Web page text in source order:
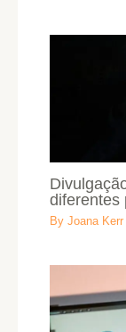
diferentes
ByJoana Kerr